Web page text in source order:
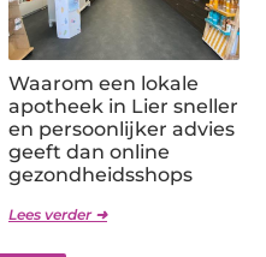
Waarom een lokale
apotheek in Lier sneller
en persoonlijker advies
geeft dan online
gezondheidsshops
Lees verder ➜